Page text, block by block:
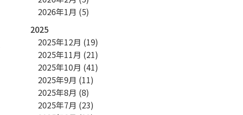
2026年1月 (5)
2025
2025年12月 (19)
2025年11月 (21)
2025年10月 (41)
2025年9月 (11)
2025年8月 (8)
2025年7月 (23)